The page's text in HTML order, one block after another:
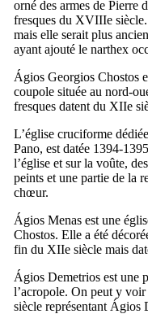
orné des armes de Pierre
fresques du XVIIIe
mais elle serait plus
ayant ajouté le narthex
Ágios Georgios Chostos
coupole située au nord-
fresques datent du XIIe
L’église cruciforme
Pano, est datée 1394-
l’église et sur la voûte,
peints et une partie de la
chœur.
Ágios Menas est une
Chostos. Elle a été
fin du XIIe siècle mais
Ágios Demetrios est une
l’acropole. On peut y
siècle représentant Ágios